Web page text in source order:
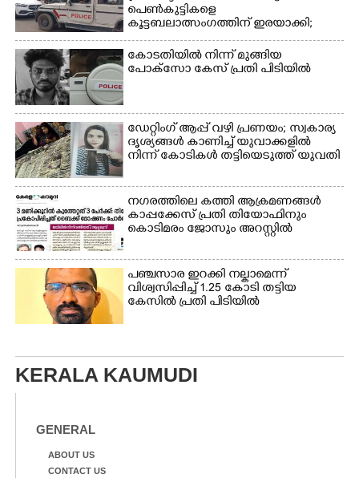
നായകൾ.
പെൺകുട്ടികളെ
കൂട്ടബലാത്സംഗത്തിന് ഇരയാക്കി;
മൂന്ന് പേർ പിടിയിൽ
കോടതിയിൽ നിന്ന് മുങ്ങിയ
പോക്സോ കേസ് പ്രതി പിടിയിൽ
ഡേറ്റിംഗ് ആപ്പ് വഴി പ്രണയം; സ്വകാര്യ
ദൃശ്യങ്ങൾ കാണിച്ച് യുവാക്കളിൽ
നിന്ന് കോടികൾ തട്ടിയെടുത്ത് യുവതി
നഗരത്തിലെ കത്തി ആക്രമണങ്ങൾ
കാപ്പക്കേസ് പ്രതി തിയോഫിനും
കൊടിമരം ജോസും അറസ്റ്റിൽ
പഞ്ചസാര ഇറക്കി നല്കാമെന്ന്
വിശ്വസിപ്പിച്ച് 1.25 കോടി തട്ടിയ
കേസിൽ പ്രതി പിടിയിൽ
KERALA KAUMUDI
GENERAL
ABOUT US
CONTACT US